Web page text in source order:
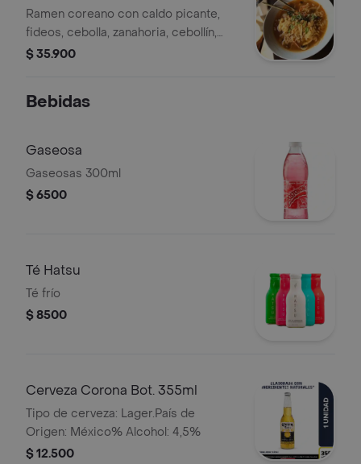
Ramen coreano con caldo picante,
fideos, cebolla, zanahoria, cebollín,
huevo y kimchi. Incluye una porción de
$ 35.900
Bebidas
Gaseosa
Gaseosas 300ml
$ 6500
Té Hatsu
Té frío
$ 8500
Cerveza Corona Bot. 355ml
Tipo de cerveza: Lager.País de
Origen: México% Alcohol: 4,5%
$ 12.500